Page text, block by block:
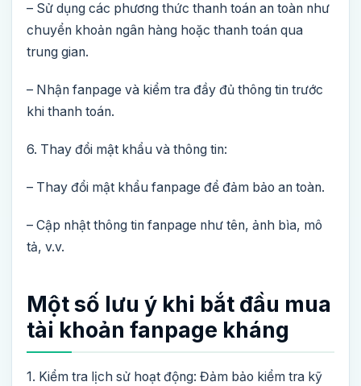
– Sử dụng các phương thức thanh toán an toàn như
chuyển khoản ngân hàng hoặc thanh toán qua
trung gian.
– Nhận fanpage và kiểm tra đầy đủ thông tin trước
khi thanh toán.
6. Thay đổi mật khẩu và thông tin:
– Thay đổi mật khẩu fanpage để đảm bảo an toàn.
– Cập nhật thông tin fanpage như tên, ảnh bìa, mô
tả, v.v.
Một số lưu ý khi bắt đầu mua
tài khoản fanpage kháng
1. Kiểm tra lịch sử hoạt động: Đảm bảo kiểm tra kỹ